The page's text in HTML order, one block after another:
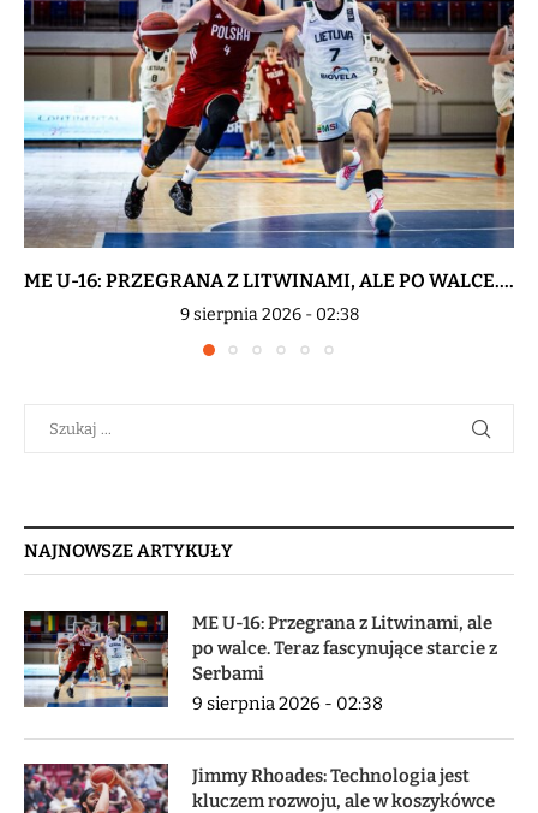
ME U-16: PRZEGRANA Z LITWINAMI, ALE PO WALCE....
9 sierpnia 2026 - 02:38
NAJNOWSZE ARTYKUŁY
ME U-16: Przegrana z Litwinami, ale
po walce. Teraz fascynujące starcie z
Serbami
9 sierpnia 2026 - 02:38
Jimmy Rhoades: Technologia jest
kluczem rozwoju, ale w koszykówce